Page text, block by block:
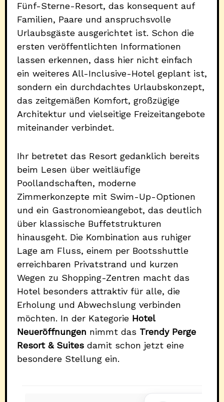
Fünf-Sterne-Resort, das konsequent auf
Familien, Paare und anspruchsvolle
Urlaubsgäste ausgerichtet ist. Schon die
ersten veröffentlichten Informationen
lassen erkennen, dass hier nicht einfach
ein weiteres All-Inclusive-Hotel geplant ist,
sondern ein durchdachtes Urlaubskonzept,
das zeitgemäßen Komfort, großzügige
Architektur und vielseitige Freizeitangebote
miteinander verbindet.
Ihr betretet das Resort gedanklich bereits
beim Lesen über weitläufige
Poollandschaften, moderne
Zimmerkonzepte mit Swim-Up-Optionen
und ein Gastronomieangebot, das deutlich
über klassische Buffetstrukturen
hinausgeht. Die Kombination aus ruhiger
Lage am Fluss, einem per Bootsshuttle
erreichbaren Privatstrand und kurzen
Wegen zu Shopping-Zentren macht das
Hotel besonders attraktiv für alle, die
Erholung und Abwechslung verbinden
möchten. In der Kategorie Hotel
Neueröffnungen nimmt das Trendy Perge
Resort & Suites damit schon jetzt eine
besondere Stellung ein.